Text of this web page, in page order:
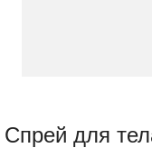
Спрей для